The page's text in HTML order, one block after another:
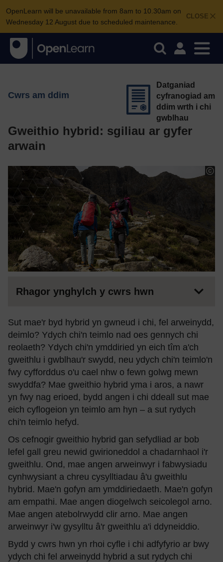
CLOSE
OpenLearn will be unavailable from 8am to 10.30am on
Wednesday 12 August due to scheduled maintenance.
Cwrs am ddim
Gweithio hybrid: sgiliau ar gyfer
arwain
Datganiad
cyfranogiad am
ddim wrth i chi
gwblhau
Rhagor ynghylch y cwrs hwn
Sut mae'r byd hybrid yn gwneud i chi, fel arweinydd,
deimlo? Ydych chi'n teimlo nad oes gennych chi
reolaeth? Ydych chi'n ymddiried yn eich tîm a'ch
gweithlu i gwblhau'r swydd, neu ydych chi'n teimlo'n
fwy cyfforddus o'u cael nhw o fewn golwg mewn
swyddfa? Mae gweithio hybrid yma i aros, a nawr
yn fwy nag erioed, bydd angen i chi ddeall sut mae
eich cyflogeion yn teimlo am hyn – a sut rydych
chi'n teimlo hefyd.
Os cefnogir gweithio hybrid gan sefydliad ar bob
lefel gall greu newid gwirioneddol a chadarnhaol i'r
gweithlu. Ond, mae angen arweinwyr i fabwysiadu
cynhwysiant a chreu cysylltiadau â'u gweithlu
hybrid. Mae'n gofyn am ymddiriedaeth. Mae'n gofyn
am empathi. Mae angen diogelwch seicolegol arno.
Mae angen atebolrwydd clir arno. Mae angen
arweinwyr i'w gysylltu â'r gweithlu a'i ddyneiddio.
Bydd y cwrs hwn yn rhoi cyfle i chi adfyfyrio ar bwy
ydych chi fel arweinydd hybrid a sut rydych chi